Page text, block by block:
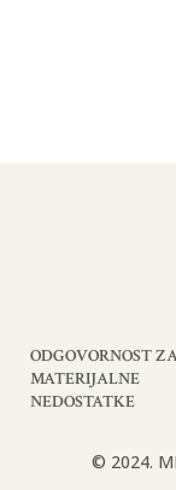
ODGOVORNOST
MATERIJALNE
NEDOSTATKE
© 2024.